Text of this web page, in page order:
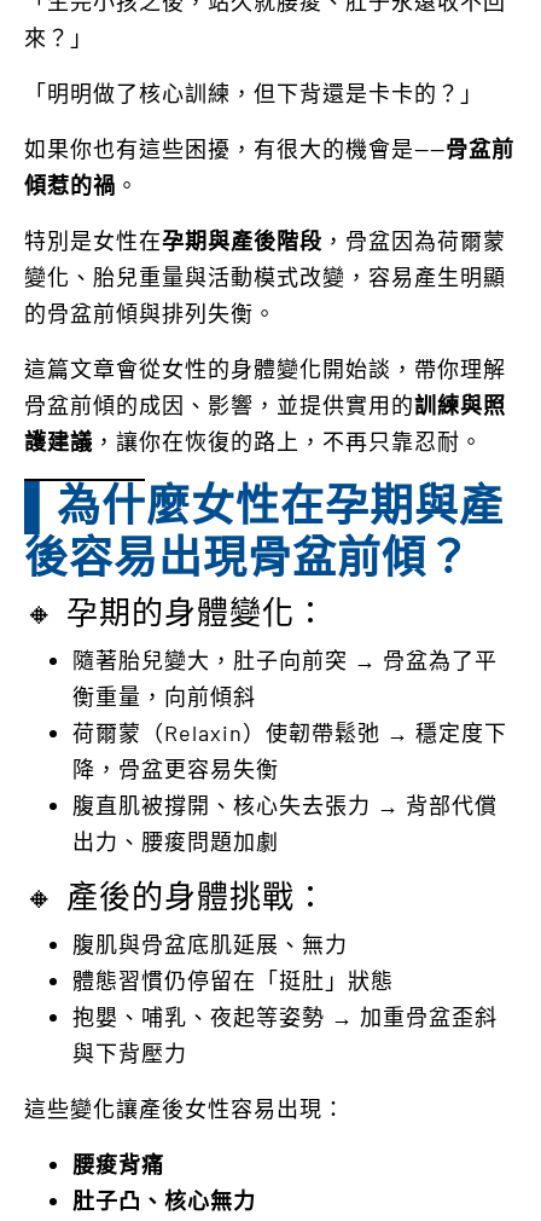
來？」
「明明做了核心訓練，但下背還是卡卡的？」
如果你也有這些困擾，有很大的機會是——骨盆前
傾惹的禍 。
特別是女性在孕期與產後階段 ，骨盆因為荷爾蒙
變化、胎兒重量與活動模式改變，容易產生明顯
的骨盆前傾與排列失衡。
這篇文章會從女性的身體變化開始談，帶你理解
骨盆前傾的成因、影響，並提供實用的訓練與照
護建議 ，讓你在恢復的路上，不再只靠忍耐。
▌為什麼女性在孕期與產
後容易出現骨盆前傾？
🔸 孕期的身體變化：
隨著胎兒變大，肚子向前突 → 骨盆為了平
衡重量，向前傾斜
荷爾蒙（Relaxin）使韌帶鬆弛 → 穩定度下
降，骨盆更容易失衡
腹直肌被撐開、核心失去張力 → 背部代償
出力、腰痠問題加劇
🔸 產後的身體挑戰：
腹肌與骨盆底肌延展、無力
體態習慣仍停留在「挺肚」狀態
抱嬰、哺乳、夜起等姿勢 → 加重骨盆歪斜
與下背壓力
這些變化讓產後女性容易出現：
腰痠背痛
肚子凸、核心無力